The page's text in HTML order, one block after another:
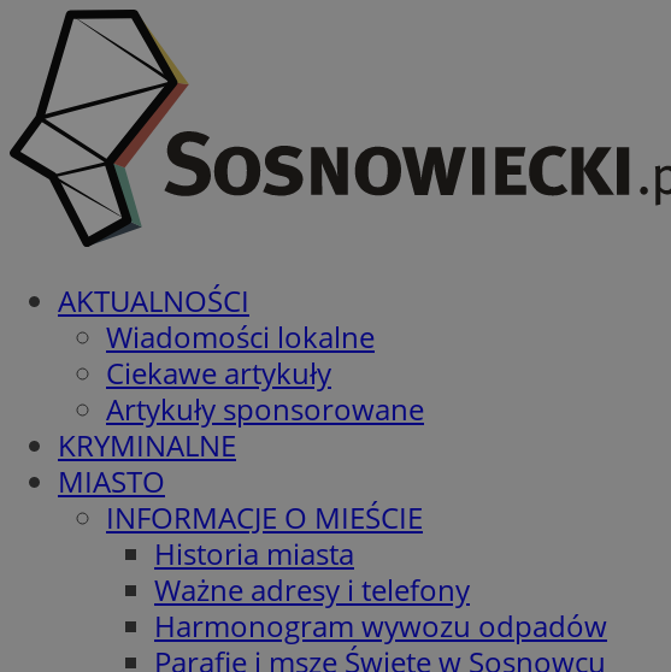
AKTUALNOŚCI
Wiadomości lokalne
Ciekawe artykuły
Artykuły sponsorowane
KRYMINALNE
MIASTO
INFORMACJE O MIEŚCIE
Historia miasta
Ważne adresy i telefony
Harmonogram wywozu odpadów
Parafie i msze Święte w Sosnowcu